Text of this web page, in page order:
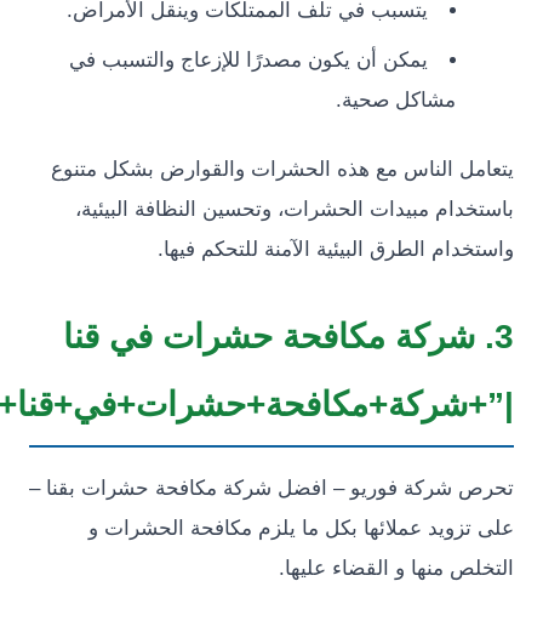
يتسبب في تلف الممتلكات وينقل الأمراض.
يمكن أن يكون مصدرًا للإزعاج والتسبب في
مشاكل صحية.
الناس مع هذه الحشرات والقوارض بشكل متنوع
مبيدات الحشرات، وتحسين النظافة البيئية،
الطرق البيئية الآمنة للتحكم فيها.
شركة مكافحة حشرات في قنا
شركة فوريو – افضل شركة مكافحة حشرات بقنا –
عملائها بكل ما يلزم مكافحة الحشرات و
منها و القضاء عليها.